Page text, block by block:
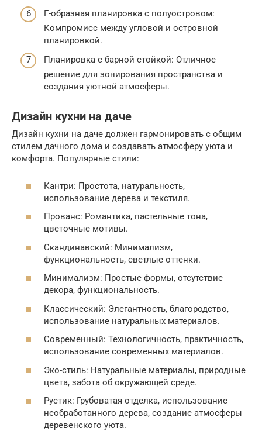
Г-образная планировка с полуостровом:
Компромисс между угловой и островной
планировкой.
Планировка с барной стойкой: Отличное
решение для зонирования пространства и
создания уютной атмосферы.
Дизайн кухни на даче
Дизайн кухни на даче должен гармонировать с общим
стилем дачного дома и создавать атмосферу уюта и
комфорта. Популярные стили:
Кантри: Простота, натуральность,
использование дерева и текстиля.
Прованс: Романтика, пастельные тона,
цветочные мотивы.
Скандинавский: Минимализм,
функциональность, светлые оттенки.
Минимализм: Простые формы, отсутствие
декора, функциональность.
Классический: Элегантность, благородство,
использование натуральных материалов.
Современный: Технологичность, практичность,
использование современных материалов.
Эко-стиль: Натуральные материалы, природные
цвета, забота об окружающей среде.
Рустик: Грубоватая отделка, использование
необработанного дерева, создание атмосферы
деревенского уюта.